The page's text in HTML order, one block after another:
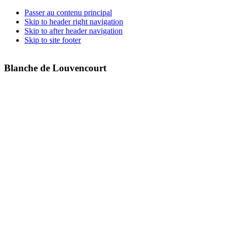
Passer au contenu principal
Skip to header right navigation
Skip to after header navigation
Skip to site footer
Blanche de Louvencourt